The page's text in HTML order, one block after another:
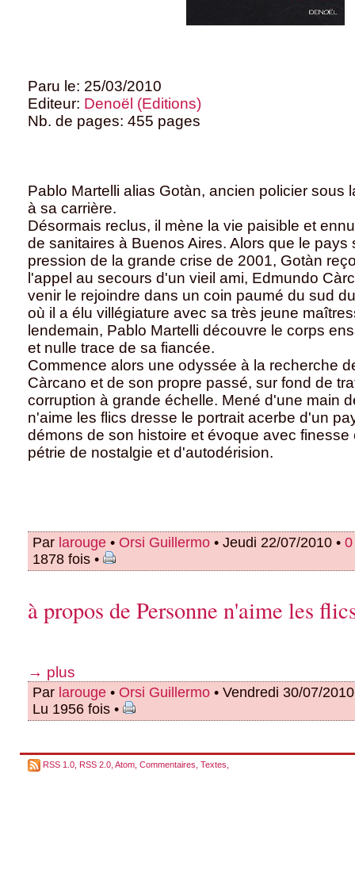
Paru le: 25/03/2010
Editeur: Denoël (Editions)
Nb. de pages: 455 pages
Pablo Martelli alias Gotàn, ancien policier sous
à sa carrière.
Désormais reclus, il mène la vie paisible et
de sanitaires à Buenos Aires. Alors que le pays
pression de la grande crise de 2001, Gotàn
l'appel au secours d'un vieil ami, Edmundo
venir le rejoindre dans un coin paumé du sud
où il a élu villégiature avec sa très jeune
lendemain, Pablo Martelli découvre le corps
et nulle trace de sa fiancée.
Commence alors une odyssée à la recherche
Càrcano et de son propre passé, sur fond de
corruption à grande échelle. Mené d'une main
n'aime les flics dresse le portrait acerbe d'un
démons de son histoire et évoque avec finesse
pétrie de nostalgie et d'autodérision.
Par larouge • Orsi Guillermo • Jeudi 22/07/2010 •
1878 fois •
à propos de Personne n'aime les
→ plus
Par larouge • Orsi Guillermo • Vendredi 30/07/
Lu 1956 fois •
RSS 1.0 RSS 2.0 Atom Commentaires Textes